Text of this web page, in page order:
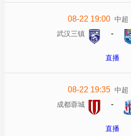
08-22 19:00 中超
武汉三镇
-
直播
08-22 19:35 中超
成都蓉城
-
直播